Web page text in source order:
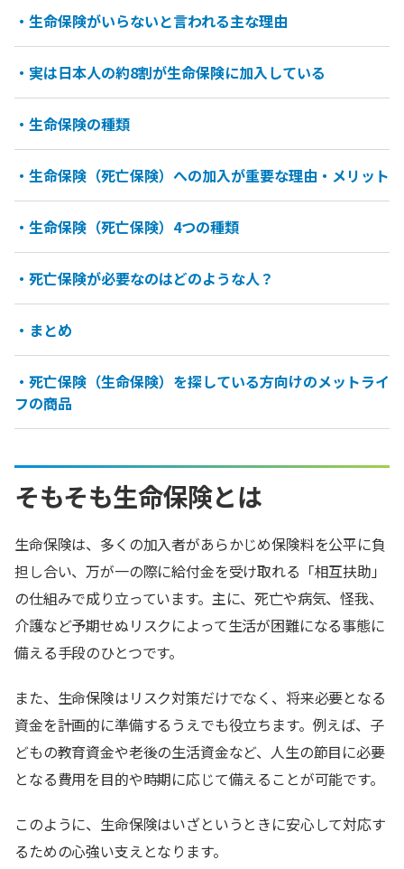
・生命保険がいらないと言われる主な理由
・実は日本人の約8割が生命保険に加入している
・生命保険の種類
・生命保険（死亡保険）への加入が重要な理由・メリット
・生命保険（死亡保険）4つの種類
・死亡保険が必要なのはどのような人？
・まとめ
・死亡保険（生命保険）を探している方向けのメットライ
フの商品
そもそも生命保険とは
生命保険は、多くの加入者があらかじめ保険料を公平に負
担し合い、万が一の際に給付金を受け取れる「相互扶助」
の仕組みで成り立っています。主に、死亡や病気、怪我、
介護など予期せぬリスクによって生活が困難になる事態に
備える手段のひとつです。
また、生命保険はリスク対策だけでなく、将来必要となる
資金を計画的に準備するうえでも役立ちます。例えば、子
どもの教育資金や老後の生活資金など、人生の節目に必要
となる費用を目的や時期に応じて備えることが可能です。
このように、生命保険はいざというときに安心して対応す
るための心強い支えとなります。